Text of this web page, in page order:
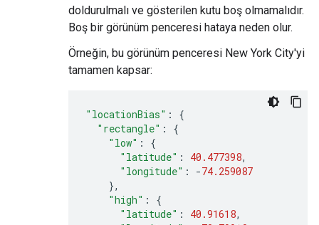
doldurulmalı ve gösterilen kutu boş olmamalıdır.
Boş bir görünüm penceresi hataya neden olur.
Örneğin, bu görünüm penceresi New York City'yi
tamamen kapsar:
"locationBias" :
{
"rectangle" :
{
"low" :
{
"latitude" : 40.477398,
"longitude" : -74.259087
},
"high" :
{
"latitude" : 40.91618,